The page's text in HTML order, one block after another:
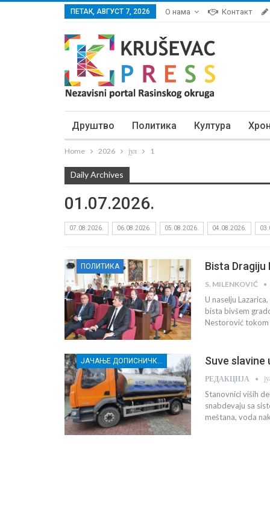
ПЕТАК, АВГУСТ 7, 2026 О нама Контакт
Друштво Политика Култура
Home 2026 јул 1
Daily Archives
01.07.2026.
07.08.2026. 06.08.2026. 05.08.2026. 04.08.2026.
ПОЛИТИКА Bista
S. MILENKOVIĆ
U naselju
bista bivšem
Nestorović
ЈАЧАЊЕ ДОПИСНИЧКЕ МРЕЖЕ НЕЗАВИСНИХ МЕДИЈА У РАСИНСКОМ ОКРУГУ Suve slavine
РЕДАКЦИЈА
Stanovnici viših
snabdevaju sa
meštana, voda